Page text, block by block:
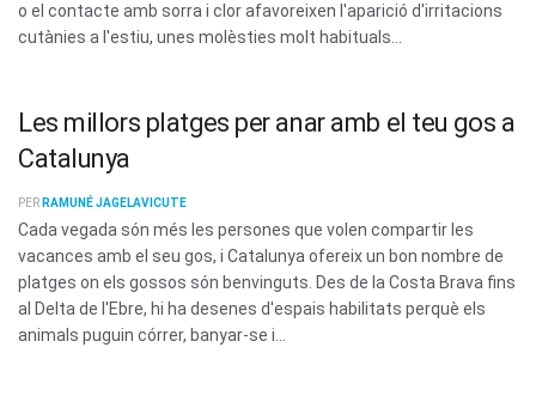
o el contacte amb sorra i clor afavoreixen l'aparició d'irritacions
cutànies a l'estiu, unes molèsties molt habituals...
Les millors platges per anar amb el teu gos a
Catalunya
PER RAMUNÉ JAGELAVICUTE
Cada vegada són més les persones que volen compartir les
vacances amb el seu gos, i Catalunya ofereix un bon nombre de
platges on els gossos són benvinguts. Des de la Costa Brava fins
al Delta de l'Ebre, hi ha desenes d'espais habilitats perquè els
animals puguin córrer, banyar-se i...